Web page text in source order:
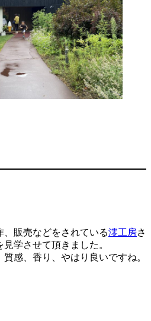
販売などをされている澪工房さ
学させて頂きました。
感、香り、やはり良いですね。